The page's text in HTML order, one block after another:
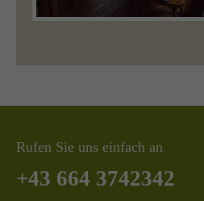
Rufen Sie uns einfach an
+43 664 3742342